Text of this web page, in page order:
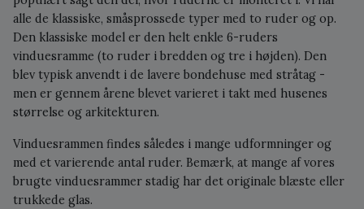
alle de klassiske, småsprossede typer med to ruder og op.
Den klassiske model er den helt enkle 6-ruders
vinduesramme (to ruder i bredden og tre i højden). Den
blev typisk anvendt i de lavere bondehuse med stråtag -
men er gennem årene blevet varieret i takt med husenes
størrelse og arkitekturen.
Vinduesrammen findes således i mange udformninger og
med et varierende antal ruder. Bemærk, at mange af vores
brugte vinduesrammer stadig har det originale blæste eller
trukkede glas.